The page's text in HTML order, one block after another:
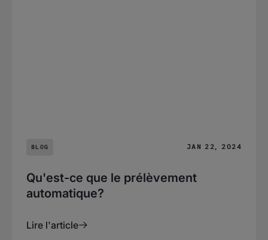
BLOG JAN 22, 2024
Qu'est-ce que le prélèvement
automatique?
Lire l'article